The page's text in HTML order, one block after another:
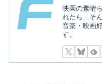
映画の素晴
れたら…そん
音楽・映画
す。